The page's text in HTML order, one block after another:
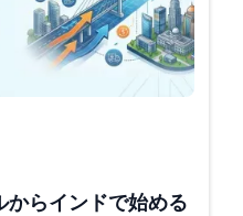
らインドで始める